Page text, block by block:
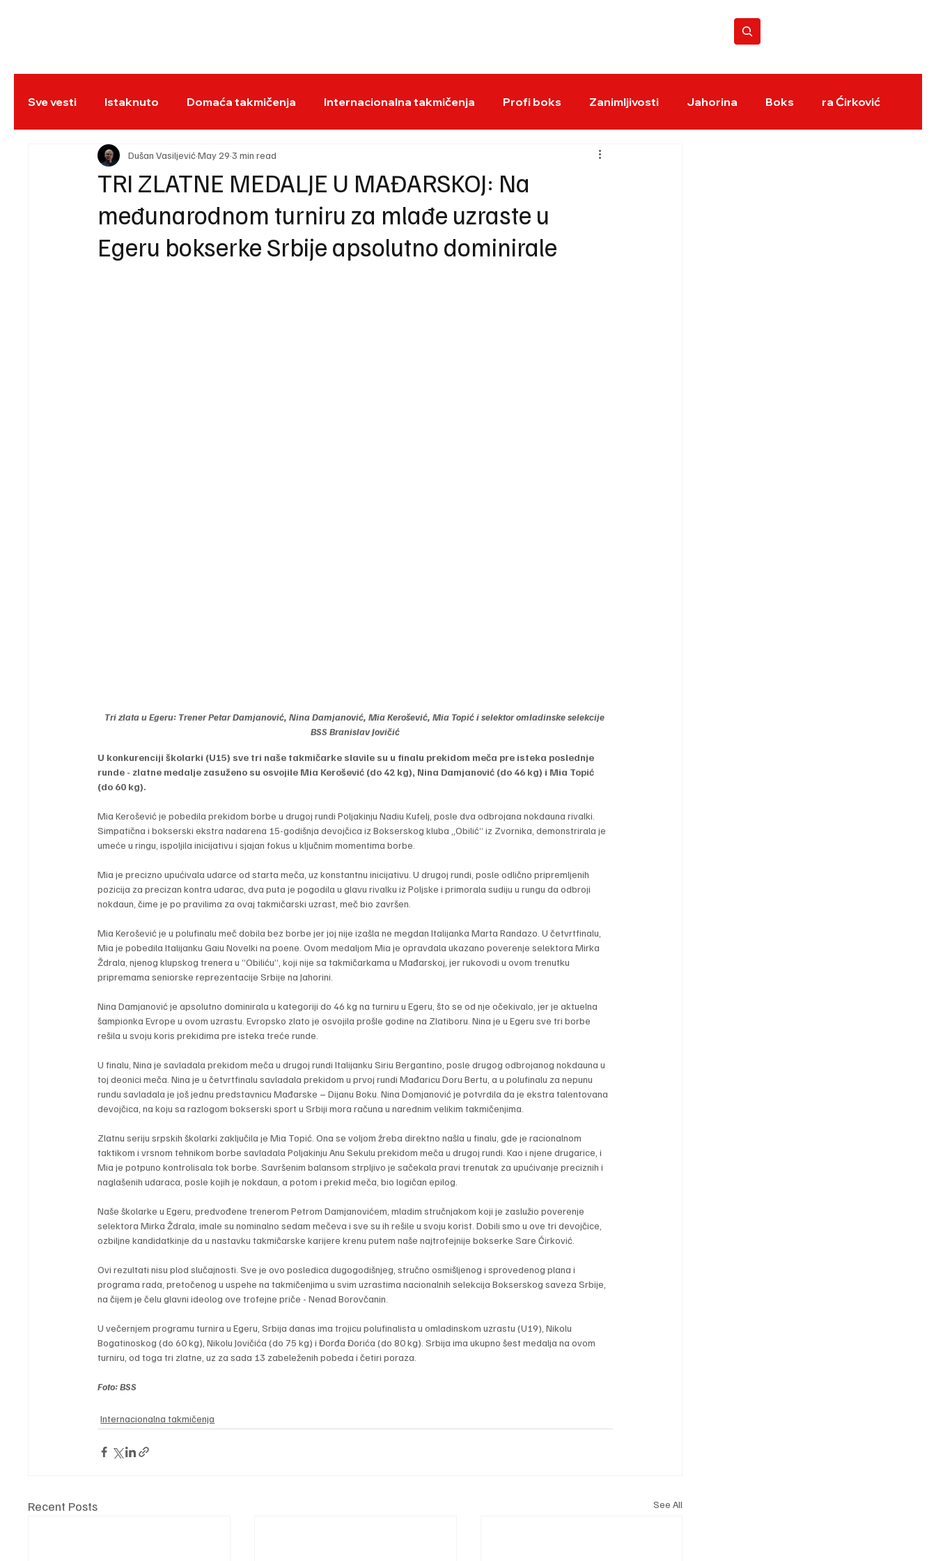
BOKS
REC
Sve vesti Istaknuto Domaća takmičenja Internacionalna takmičenja Profi boks Zanimljivosti Jahorina Boks ra Ćirković
TRI ZLATNE MEDALJE U MAĐARSKOJ: Na
međunarodnom turniru za mlađe uzraste u
Egeru bokserke Srbije apsolutno dominirale
Dušan VasiljevićMay 29 3 min read
Tri zlata u Egeru: Trener Petar Damjanović, Nina Damjanović, Mia Kerošević, Mia Topić i selektor omladinske selekcije
BSS Branislav Jovičić
U konkurenciji školarki (U15) sve tri naše takmičarke slavile su u finalu prekidom meča pre isteka poslednje
runde - zlatne medalje zasuženo su osvojile Mia Kerošević (do 42 kg), Nina Damjanović (do 46 kg) i Mia Topić
(do 60 kg).
Mia Kerošević je pobedila prekidom borbe u drugoj rundi Poljakinju Nadiu Kufelj, posle dva odbrojana nokdauna rivalki.
Simpatična i bokserski ekstra nadarena 15-godišnja devojčica iz Bokserskog kluba „Obilić“ iz Zvornika, demonstrirala je
umeće u ringu, ispoljila inicijativu i sjajan fokus u ključnim momentima borbe.
Mia je precizno upućivala udarce od starta meča, uz konstantnu inicijativu. U drugoj rundi, posle odlično pripremljenih
pozicija za precizan kontra udarac, dva puta je pogodila u glavu rivalku iz Poljske i primorala sudiju u rungu da odbroji
nokdaun, čime je po pravilima za ovaj takmičarski uzrast, meč bio završen.
Mia Kerošević je u polufinalu meč dobila bez borbe jer joj nije izašla ne megdan Italijanka Marta Randazo. U četvrtfinalu,
Mia je pobedila Italijanku Gaiu Novelki na poene. Ovom medaljom Mia je opravdala ukazano poverenje selektora Mirka
Ždrala, njenog klupskog trenera u “Obiliću”, koji nije sa takmičarkama u Mađarskoj, jer rukovodi u ovom trenutku
pripremama seniorske reprezentacije Srbije na Jahorini.
Nina Damjanović je apsolutno dominirala u kategoriji do 46 kg na turniru u Egeru, što se od nje očekivalo, jer je aktuelna
šampionka Evrope u ovom uzrastu. Evropsko zlato je osvojila prošle godine na Zlatiboru. Nina je u Egeru sve tri borbe
rešila u svoju koris prekidima pre isteka treće runde.
U finalu, Nina je savladala prekidom meča u drugoj rundi Italijanku Siriu Bergantino, posle drugog odbrojanog nokdauna u
toj deonici meča. Nina je u četvrtfinalu savladala prekidom u prvoj rundi Mađaricu Doru Bertu, a u polufinalu za nepunu
rundu savladala je još jednu predstavnicu Mađarske – Dijanu Boku. Nina Domjanović je potvrdila da je ekstra talentovana
devojčica, na koju sa razlogom bokserski sport u Srbiji mora računa u narednim velikim takmičenjima.
Zlatnu seriju srpskih školarki zaključila je Mia Topić. Ona se voljom žreba direktno našla u finalu, gde je racionalnom
taktikom i vrsnom tehnikom borbe savladala Poljakinju Anu Sekulu prekidom meča u drugoj rundi. Kao i njene drugarice, i
Mia je potpuno kontrolisala tok borbe. Savršenim balansom strpljivo je sačekala pravi trenutak za upućivanje preciznih i
naglašenih udaraca, posle kojih je nokdaun, a potom i prekid meča, bio logičan epilog.
Naše školarke u Egeru, predvođene trenerom Petrom Damjanovićem, mladim stručnjakom koji je zaslužio poverenje
selektora Mirka Ždrala, imale su nominalno sedam mečeva i sve su ih rešile u svoju korist. Dobili smo u ove tri devojčice,
ozbiljne kandidatkinje da u nastavku takmičarske karijere krenu putem naše najtrofejnije bokserke Sare Ćirković.
Ovi rezultati nisu plod slučajnosti. Sve je ovo posledica dugogodišnjeg, stručno osmišljenog i sprovedenog plana i
programa rada, pretočenog u uspehe na takmičenjima u svim uzrastima nacionalnih selekcija Bokserskog saveza Srbije,
na čijem je čelu glavni ideolog ove trofejne priče - Nenad Borovčanin.
U večernjem programu turnira u Egeru, Srbija danas ima trojicu polufinalista u omladinskom uzrastu (U19), Nikolu
Bogatinoskog (do 60 kg), Nikolu Jovičića (do 75 kg) i Đorđa Đorića (do 80 kg). Srbija ima ukupno šest medalja na ovom
turniru, od toga tri zlatne, uz za sada 13 zabeleženih pobeda i četiri poraza.
Foto: BSS
Internacionalna takmičenja
Recent Posts See All